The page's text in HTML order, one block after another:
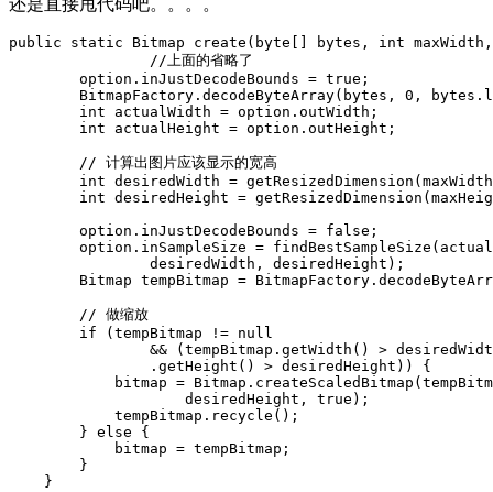
还是直接甩代码吧。。。。
public static Bitmap create ( byte bytes , int maxWidth ,
//上面的省略了
option . inJustDecodeBounds = true ;
BitmapFactory . decodeByteArray( bytes , 0 , bytes .
int
actualWidth = option . outWidth ;
int
actualHeight = option . outHeight ;
// 计算出图片应该显示的宽高
int desiredWidth = getResizedDimension ( maxWidth
int desiredHeight = getResizedDimension (
option . inJustDecodeBounds = false ;
option . inSampleSize = findBestSampleSize (
desiredWidth , desiredHeight );
Bitmap tempBitmap = BitmapFactory .
// 做缩放
if
( tempBitmap != null
&&
( tempBitmap . getWidth () >
. getHeight () > desiredHeight ))
{
bitmap = Bitmap . createScaledBitmap (
desiredHeight , true );
tempBitmap . recycle ();
} else
{
bitmap = tempBitmap ;
}
}